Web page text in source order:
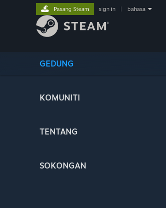
GEDUNG
KOMUNITI
TENTANG
SOKONGAN
Pasang Steam sign in bahasa